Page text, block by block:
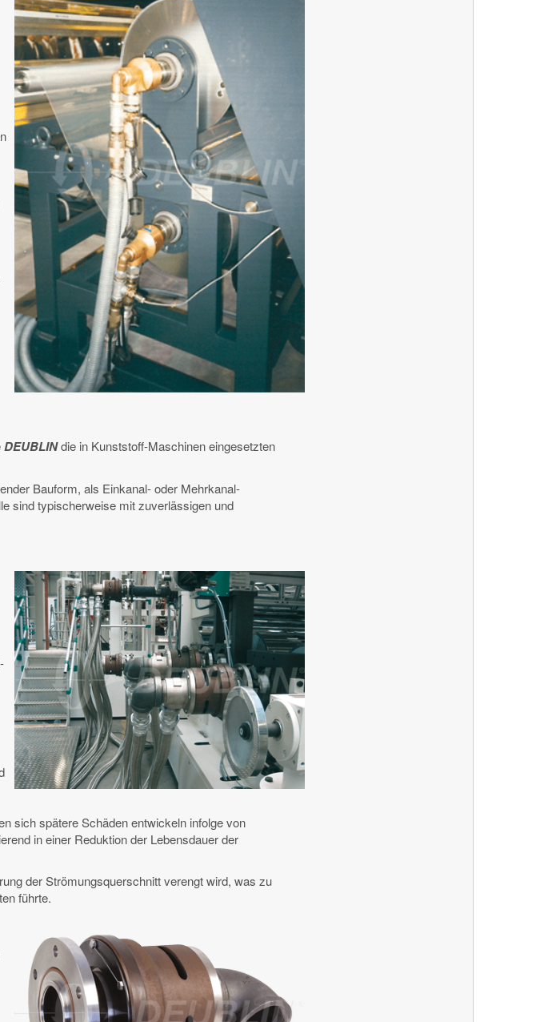
DEUBLINdie in Kunststoff-Maschinen eingesetzten
Bauform, als Einkanal- oder Mehrkanal-
sind typischerweise mit zuverlässigen und
sich spätere Schäden entwickeln infolge von
in einer Reduktion der Lebensdauer der
der Strömungsquerschnitt verengt wird, was zu
führte.